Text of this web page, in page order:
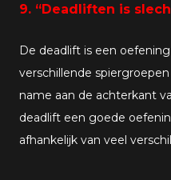
9. “Deadliften is
De deadlift is een
verschillende
name aan de achterkant
deadlift een goede
afhankelijk van veel